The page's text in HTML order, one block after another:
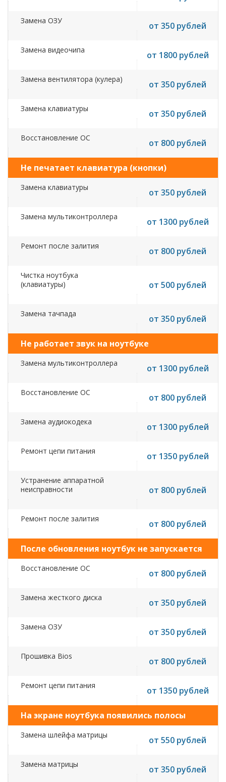
Замена ОЗУ от 350 рублей
Замена видеочипа от 1800 рублей
Замена вентилятора (кулера) от 350 рублей
Замена клавиатуры от 350 рублей
Восстановление ОС от 800 рублей
Не печатает клавиатура (кнопки)
Замена клавиатуры от 350 рублей
Замена мультиконтроллера от 1300 рублей
Ремонт после залития от 800 рублей
Чистка ноутбука
(клавиатуры)
от 500 рублей
Замена тачпада от 350 рублей
Не работает звук на ноутбуке
Замена мультиконтроллера от 1300 рублей
Восстановление ОС от 800 рублей
Замена аудиокодека от 1300 рублей
Ремонт цепи питания от 1350 рублей
Устранение аппаратной
неисправности
от 800 рублей
Ремонт после залития от 800 рублей
После обновления ноутбук не запускается
Восстановление ОС от 800 рублей
Замена жесткого диска от 350 рублей
Замена ОЗУ от 350 рублей
Прошивка Bios от 800 рублей
Ремонт цепи питания от 1350 рублей
На экране ноутбука появились полосы
Замена шлейфа матрицы от 550 рублей
Замена матрицы от 350 рублей